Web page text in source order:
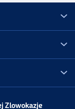
Zlowokazje